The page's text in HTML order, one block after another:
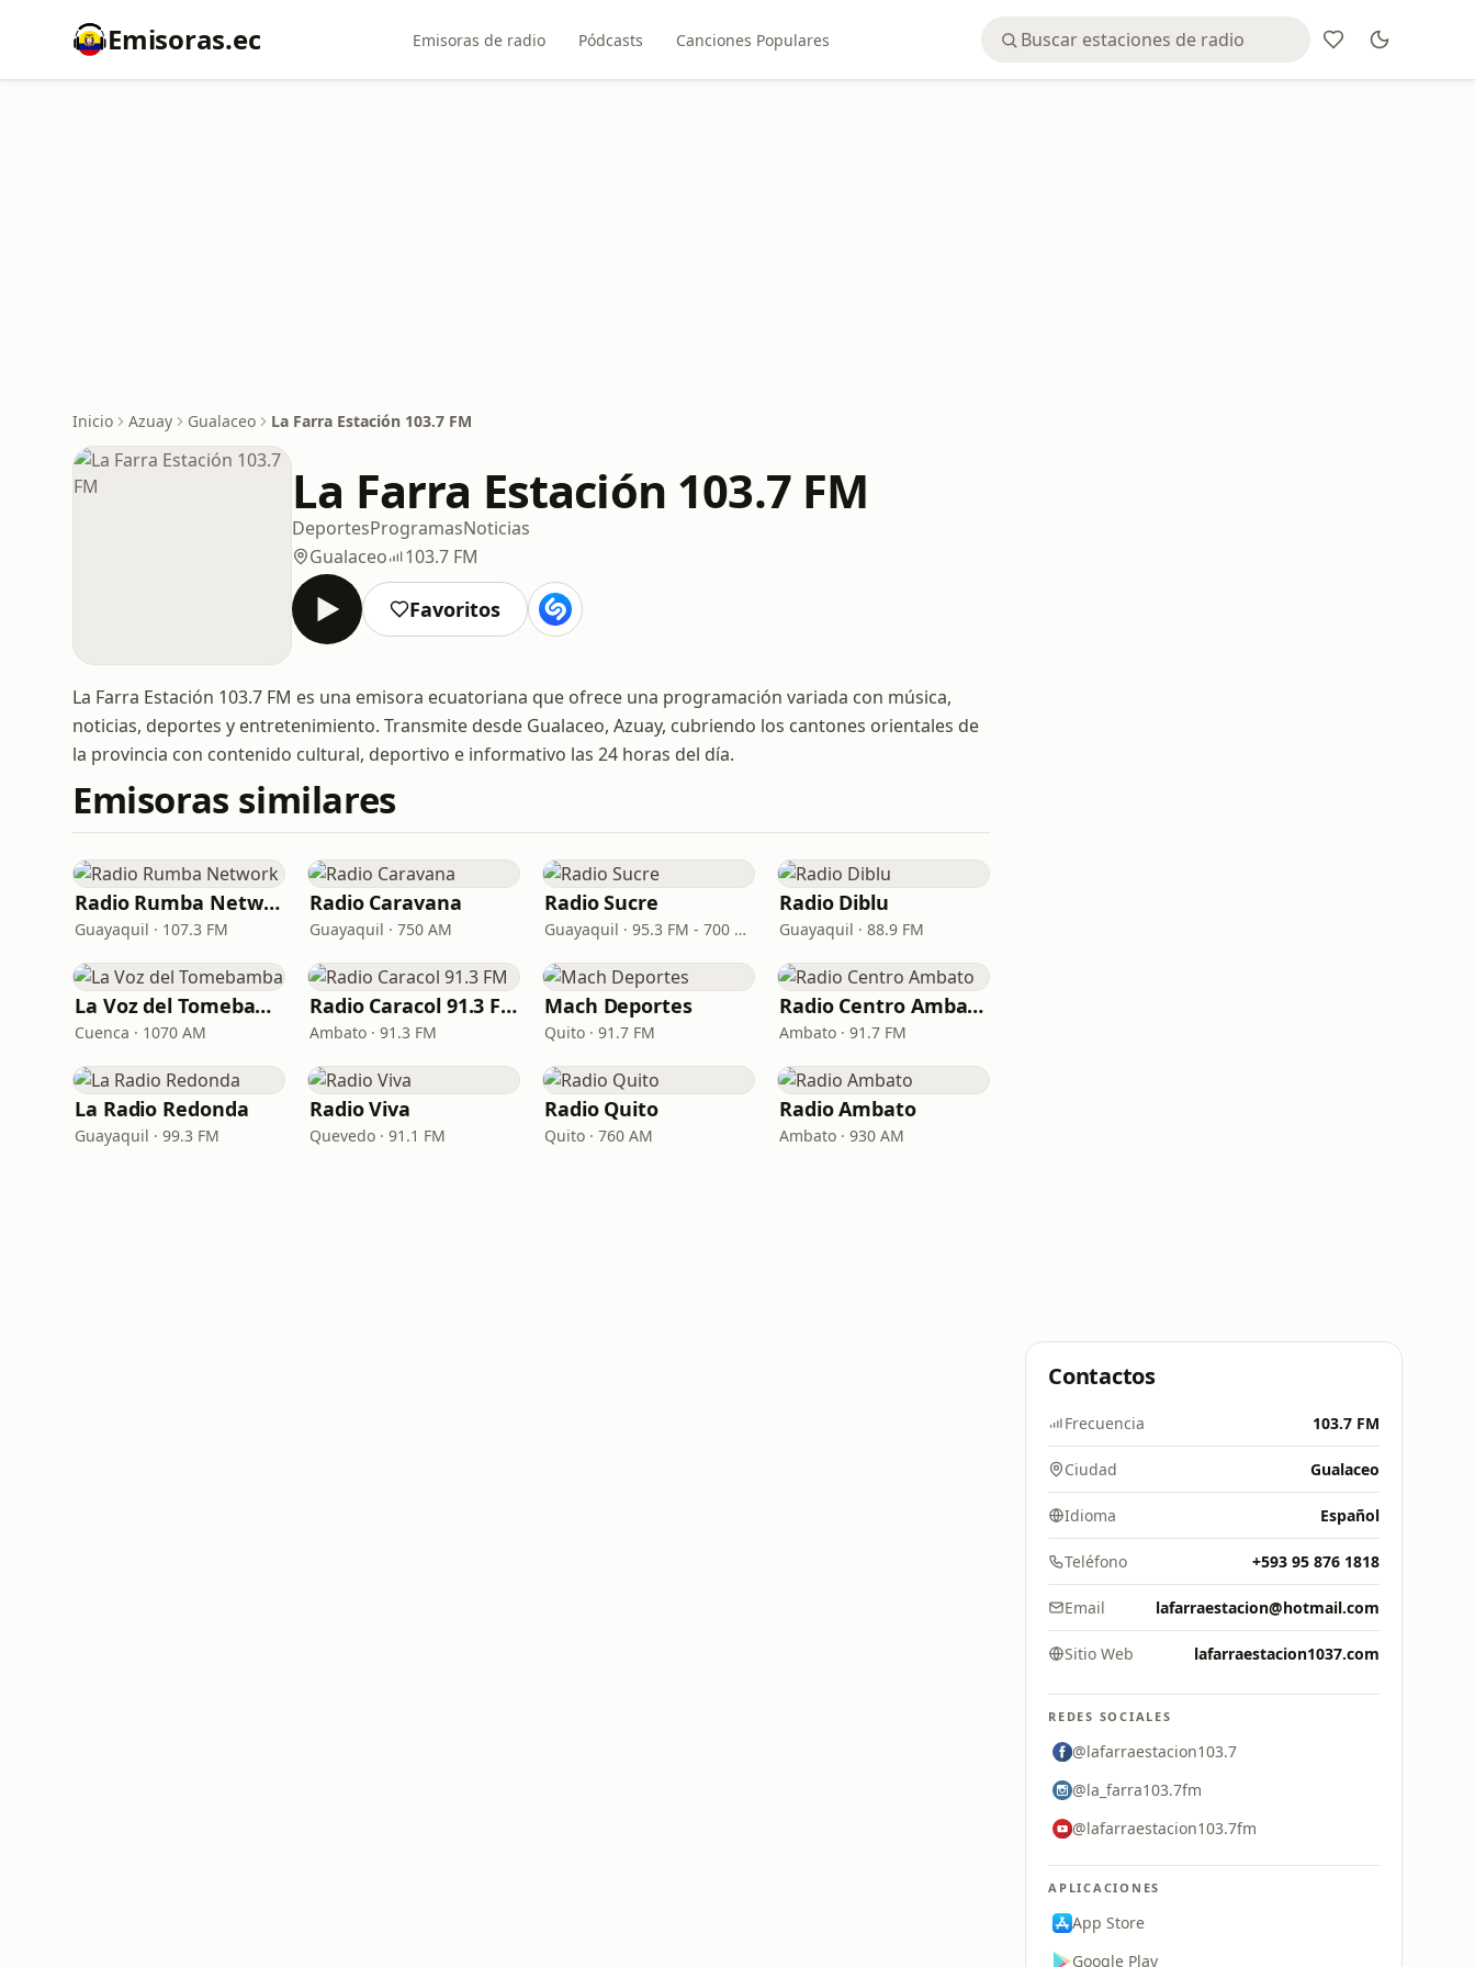
Emisoras.ec Emisoras de radio Pódcasts Canciones Populares
Inicio Azuay Gualaceo La Farra Estación 103.7 FM
La Farra Estación 103.7 FM
DeportesProgramasNoticias
Gualaceo
103.7 FM
Favoritos
La Farra Estación 103.7 FM es una emisora ecuatoriana que ofrece una programación variada con música,
noticias, deportes y entretenimiento. Transmite desde Gualaceo, Azuay, cubriendo los cantones orientales de
la provincia con contenido cultural, deportivo e informativo las 24 horas del día.
Emisoras similares
Radio Rumba Network
Guayaquil · 107.3 FM
Radio Caravana
Guayaquil · 750 AM
Radio Sucre
Guayaquil · 95.3 FM - 700 AM
Radio Diblu
Guayaquil · 88.9 FM
La Voz del Tomebamba
Cuenca · 1070 AM
Radio Caracol 91.3 FM
Ambato · 91.3 FM
Mach Deportes
Quito · 91.7 FM
Radio Centro Ambato
Ambato · 91.7 FM
La Radio Redonda
Guayaquil · 99.3 FM
Radio Viva
Quevedo · 91.1 FM
Radio Quito
Quito · 760 AM
Radio Ambato
Ambato · 930 AM
Contactos
Frecuencia 103.7 FM
Ciudad Gualaceo
Idioma Español
Teléfono +593 95 876 1818
Email lafarraestacion@hotmail.com
Sitio Web lafarraestacion1037.com
REDES SOCIALES
@lafarraestacion103.7
@la_farra103.7fm
@lafarraestacion103.7fm
APLICACIONES
App Store
Google Play